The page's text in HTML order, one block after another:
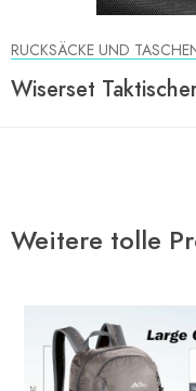
RUCKSÄCKE UND
Wiserset
Weitere tolle